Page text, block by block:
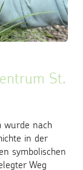
St.
wurde nach
in der
symbolischen
Weg